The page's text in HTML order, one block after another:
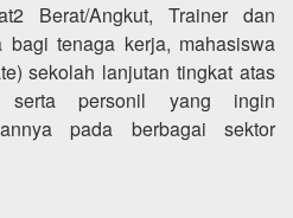
Berat/Angkut, Trainer dan
tenaga kerja, mahasiswa
sekolah lanjutan tingkat atas
personil yang ingin
pada berbagai sektor